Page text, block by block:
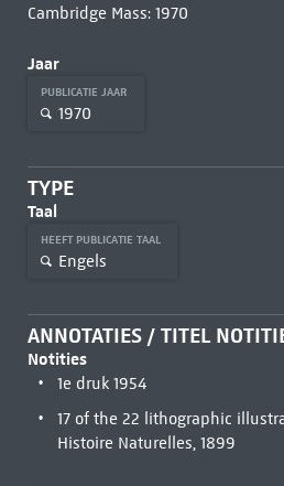
Cambridge Mass: 1970
Jaar
PUBLICATIE JAAR
1970
TYPE
Taal
HEEFT PUBLICATIE TAAL
Engels
ANNOTATIES / TITEL
Notities
1e druk 1954
17 of the 22 lithographic
Histoire Naturelles, 1899